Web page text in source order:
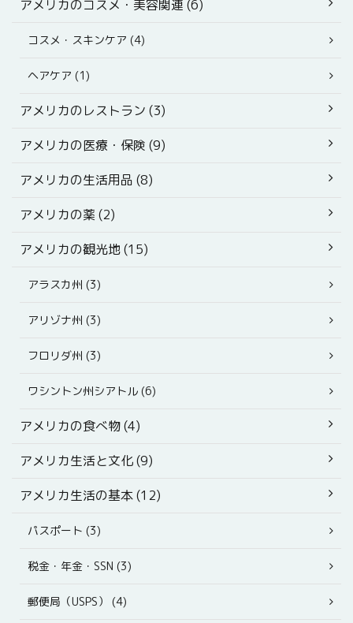
アメリカのコスメ・美容関連 (6)
コスメ・スキンケア (4)
ヘアケア (1)
アメリカのレストラン (3)
アメリカの医療・保険 (9)
アメリカの生活用品 (8)
アメリカの薬 (2)
アメリカの観光地 (15)
アラスカ州 (3)
アリゾナ州 (3)
フロリダ州 (3)
ワシントン州シアトル (6)
アメリカの食べ物 (4)
アメリカ生活と文化 (9)
アメリカ生活の基本 (12)
パスポート (3)
税金・年金・SSN (3)
郵便局（USPS） (4)